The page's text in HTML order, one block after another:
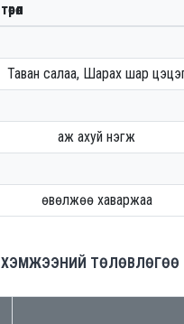
Таван салаа, Шарах шар
аж ахуй нэгж
өвөлжөө хаваржаа
ХЭМЖЭЭНИЙ ТӨЛӨВЛӨГӨӨ